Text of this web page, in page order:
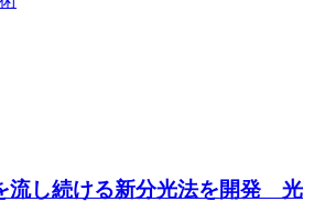
流し続ける新分光法を開発 光